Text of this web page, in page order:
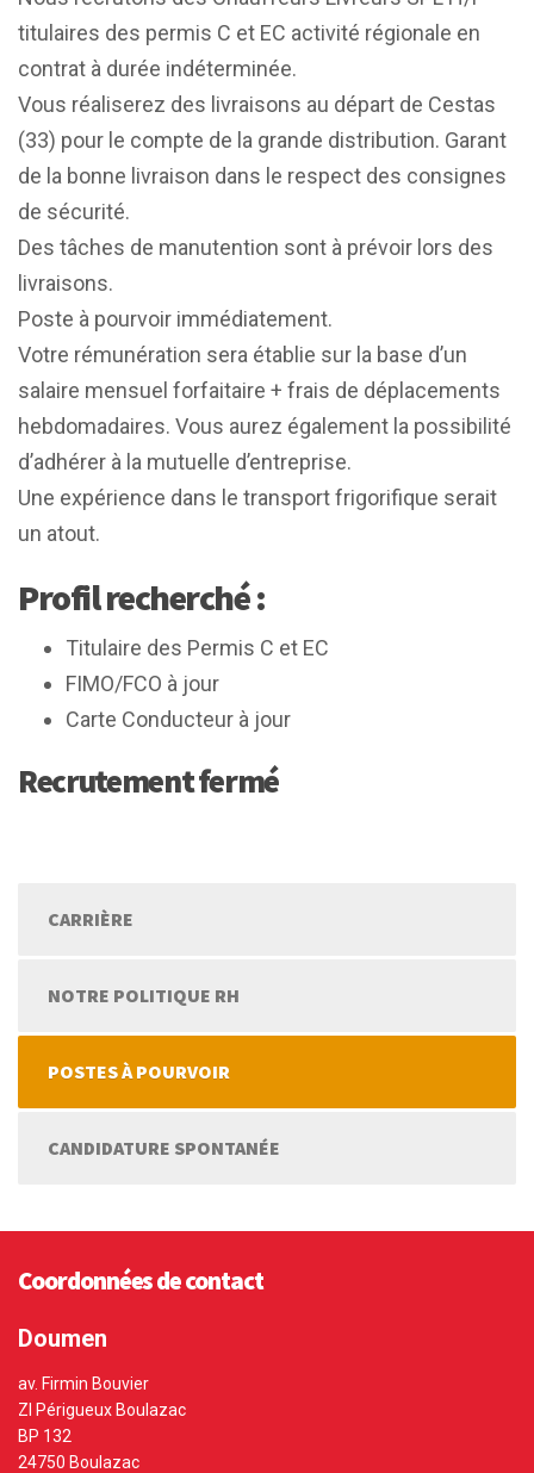
titulaires des permis C et EC activité régionale en
contrat à durée indéterminée.
Vous réaliserez des livraisons au départ de Cestas
(33) pour le compte de la grande distribution. Garant
de la bonne livraison dans le respect des consignes
de sécurité.
Des tâches de manutention sont à prévoir lors des
livraisons.
Poste à pourvoir immédiatement.
Votre rémunération sera établie sur la base d’un
salaire mensuel forfaitaire + frais de déplacements
hebdomadaires. Vous aurez également la possibilité
d’adhérer à la mutuelle d’entreprise.
Une expérience dans le transport frigorifique serait
un atout.
Profil recherché :
Titulaire des Permis C et EC
FIMO/FCO à jour
Carte Conducteur à jour
Recrutement fermé
CARRIÈRE
NOTRE POLITIQUE RH
POSTES À POURVOIR
CANDIDATURE SPONTANÉE
Coordonnées de contact
Doumen
av. Firmin Bouvier
ZI Périgueux Boulazac
BP 132
24750 Boulazac